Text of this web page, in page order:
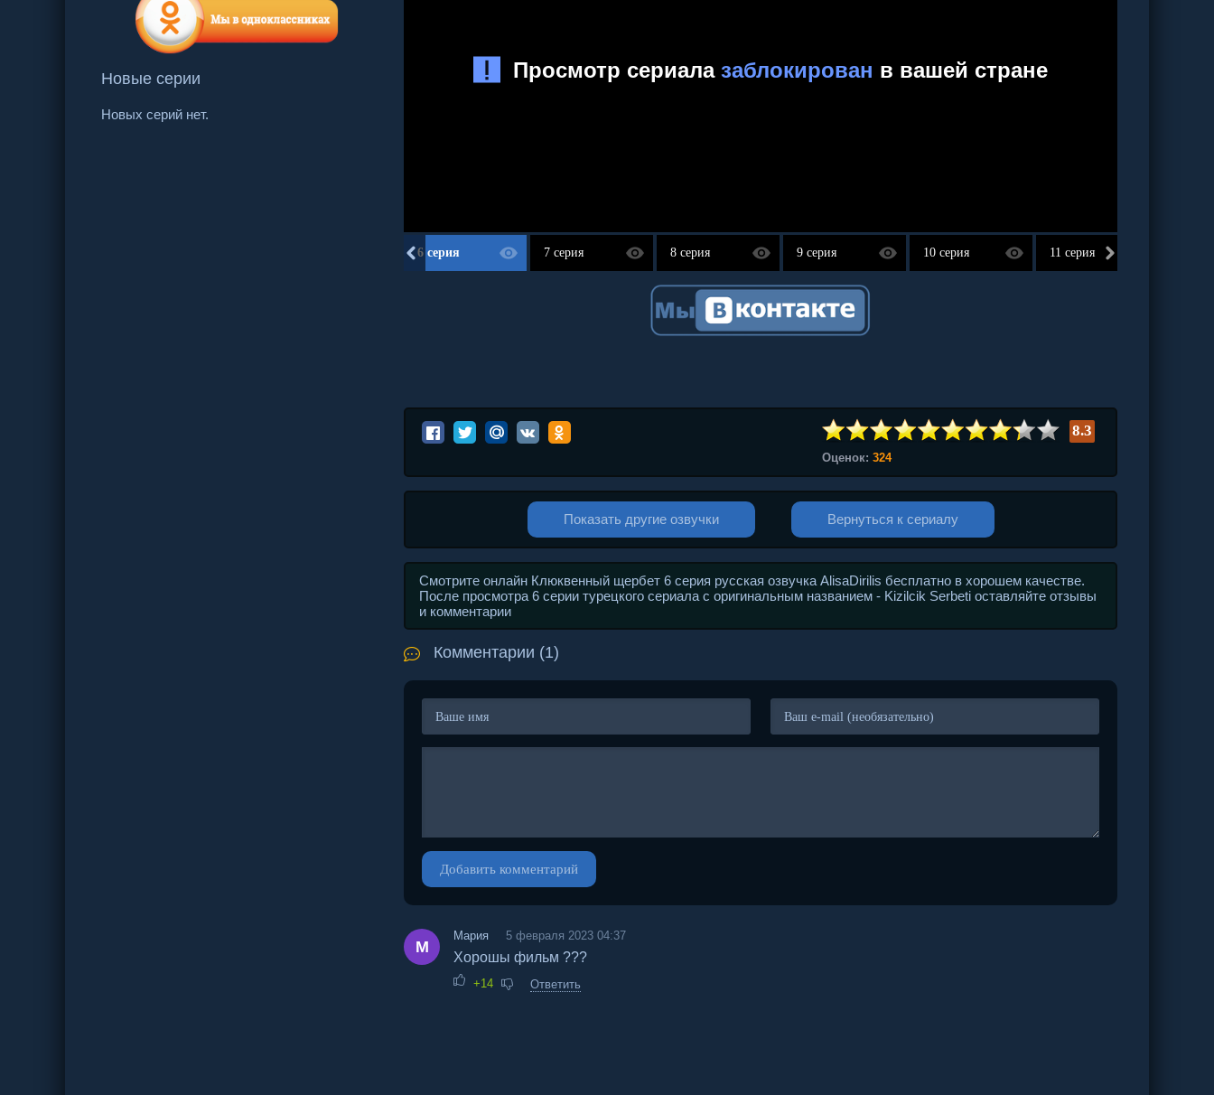
Новые серии
Новых серий нет.
6 серия 7 серия 8 серия 9 серия 10 серия 11 серия
8.3
Оценок: 324
Показать другие озвучки Вернуться к сериалу
Смотрите онлайн Клюквенный щербет 6 серия русская озвучка AlisaDirilis бесплатно в хорошем качестве.
После просмотра 6 серии турецкого сериала с оригинальным названием - Kizilcik Serbeti оставляйте отзывы
и комментарии
Комментарии (1)
Добавить комментарий
М
Мария 5 февраля 2023 04:37
Хорошы фильм ???
+14 Ответить